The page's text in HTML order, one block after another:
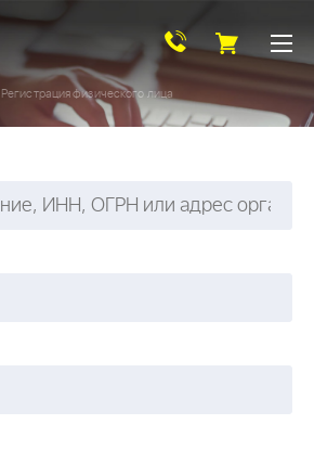
Регистрация физического лица